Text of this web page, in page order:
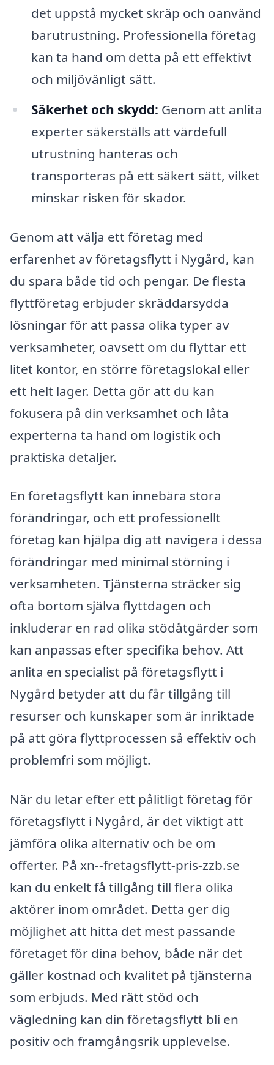
det uppstå mycket skräp och oanvänd
barutrustning. Professionella företag
kan ta hand om detta på ett effektivt
och miljövänligt sätt.
Säkerhet och skydd: Genom att anlita
experter säkerställs att värdefull
utrustning hanteras och
transporteras på ett säkert sätt, vilket
minskar risken för skador.
Genom att välja ett företag med
erfarenhet av företagsflytt i Nygård, kan
du spara både tid och pengar. De flesta
flyttföretag erbjuder skräddarsydda
lösningar för att passa olika typer av
verksamheter, oavsett om du flyttar ett
litet kontor, en större företagslokal eller
ett helt lager. Detta gör att du kan
fokusera på din verksamhet och låta
experterna ta hand om logistik och
praktiska detaljer.
En företagsflytt kan innebära stora
förändringar, och ett professionellt
företag kan hjälpa dig att navigera i dessa
förändringar med minimal störning i
verksamheten. Tjänsterna sträcker sig
ofta bortom själva flyttdagen och
inkluderar en rad olika stödåtgärder som
kan anpassas efter specifika behov. Att
anlita en specialist på företagsflytt i
Nygård betyder att du får tillgång till
resurser och kunskaper som är inriktade
på att göra flyttprocessen så effektiv och
problemfri som möjligt.
När du letar efter ett pålitligt företag för
företagsflytt i Nygård, är det viktigt att
jämföra olika alternativ och be om
offerter. På xn--fretagsflytt-pris-zzb.se
kan du enkelt få tillgång till flera olika
aktörer inom området. Detta ger dig
möjlighet att hitta det mest passande
företaget för dina behov, både när det
gäller kostnad och kvalitet på tjänsterna
som erbjuds. Med rätt stöd och
vägledning kan din företagsflytt bli en
positiv och framgångsrik upplevelse.